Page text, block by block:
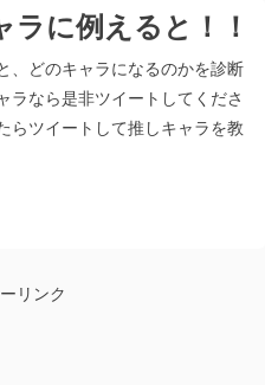
に例えると！！
、どのキャラになるのかを診断
ラなら是非ツイートしてくださ
らツイートして推しキャラを教
リンク